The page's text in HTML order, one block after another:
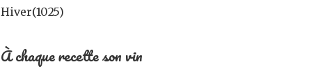
Hiver(1025)
À chaque recette son vin